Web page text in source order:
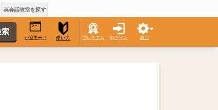
英会話教室を探す
小窓モード 使い方 プレミアム ログイン 設定